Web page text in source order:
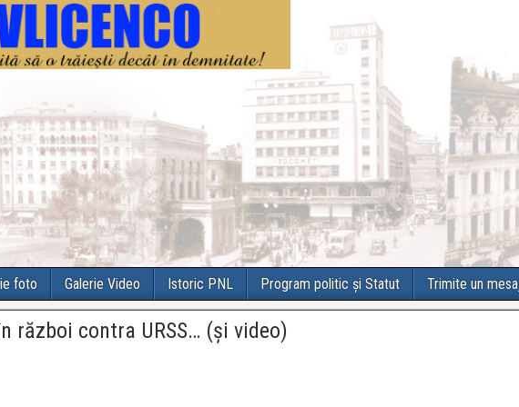
foto Galerie Video Istoric PNL Program politic și Statut Trimite un
război contra URSS… (şi video)